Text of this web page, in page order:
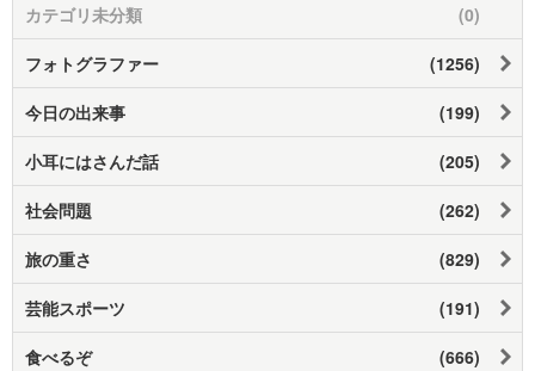
カテゴリ未分類 (0)
フォトグラファー (1256)
今日の出来事 (199)
小耳にはさんだ話 (205)
社会問題 (262)
旅の重さ (829)
芸能スポーツ (191)
食べるぞ (666)